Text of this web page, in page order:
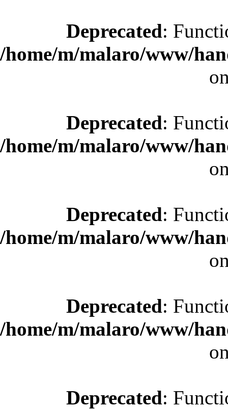
Deprecated:
/home/m/malaro/www/
Deprecated:
/home/m/malaro/www/
Deprecated:
/home/m/malaro/www/
Deprecated:
/home/m/malaro/www/
Deprecated: